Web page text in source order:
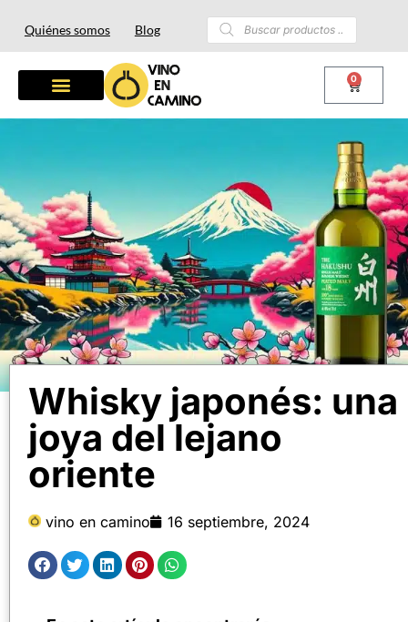
Quiénes somos Blog
0
Whisky japonés: una
joya del lejano
oriente
vino en camino 16 septiembre, 2024